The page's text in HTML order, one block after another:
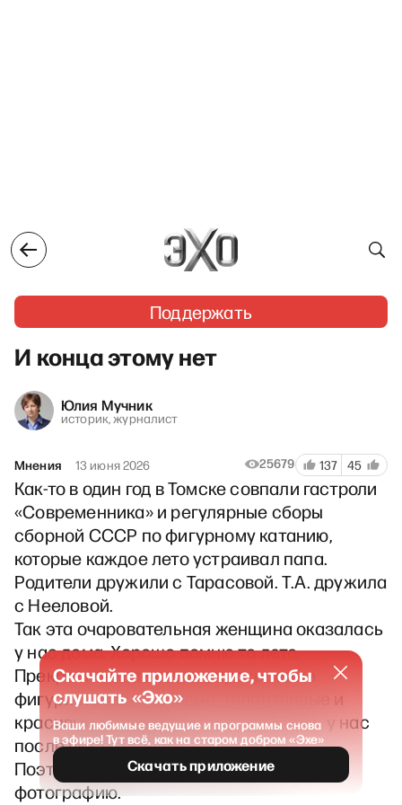
Поддержать
И конца этому нет
Юлия Мучник
историк, журналист
Мнения 13 июня 2026 25679 137 45
Как-то в один год в Томске совпали гастроли
«Современника» и регулярные сборы
сборной СССР по фигурному катанию,
которые каждое лето устраивал папа.
Родители дружили с Тарасовой. Т.А. дружила
с Нееловой.
Так эта очаровательная женщина оказалась
у нас дома. Хорошо помню то лето.
Прекрасные спектакли, прекрасные
фигуристы, все молодые, талантливые и
красивые, периодически собирались у нас
после выступлений….
Поэтому вздрогнула, увидев эту
фотографию.
Скачайте приложение, чтобы
слушать «Эхо»
Ваши любимые ведущие и программы снова
в эфире! Тут всё, как на старом добром «Эхе»
Скачать приложение